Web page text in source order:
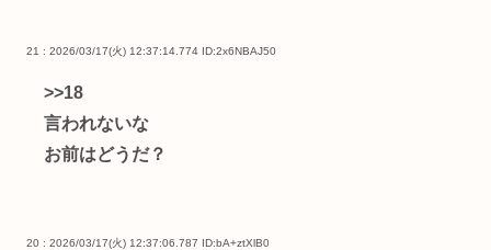
21 : 2026/03/17(火) 12:37:14.774 ID:2x6NBAJ50
>>18
言われないな
お前はどうだ？
20 : 2026/03/17(火) 12:37:06.787 ID:bA+ztXlB0